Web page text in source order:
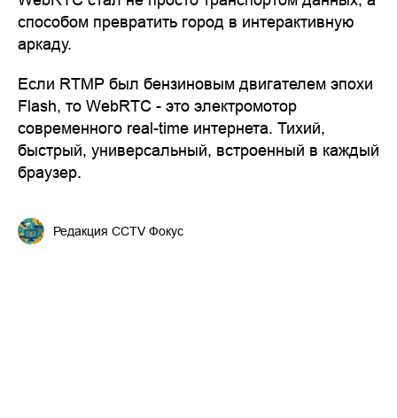
способом превратить город в интерактивную
аркаду.
Если RTMP был бензиновым двигателем эпохи
Flash, то WebRTC - это электромотор
современного real-time интернета. Тихий,
быстрый, универсальный, встроенный в каждый
браузер.
Редакция CCTV Фокус